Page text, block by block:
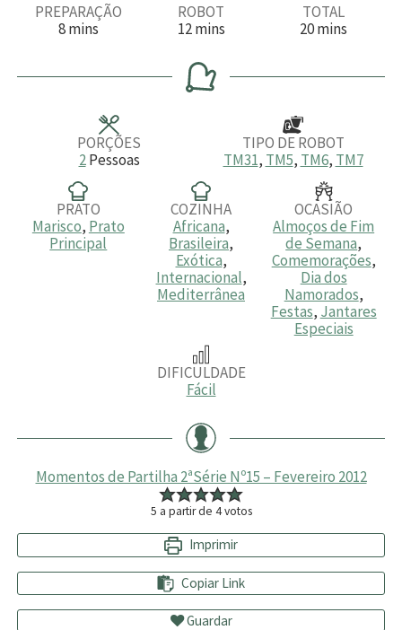
PREPARAÇÃO
8m
u
mins
ROBOT
12m
n
u
t
mins
TOTAL
20m
u
mins
PORÇÕES
2 Pessoas
TIPO DE ROBOT
TM31, TM5, TM6, TM7
PRATO
Marisco, Prato
Principal
COZINHA
Africana,
Brasileira,
Exótica,
Internacional,
Mediterrânea
OCASIÃO
Almoços de Fim
de Semana,
Comemorações,
Dia dos
Namorados,
Festas, Jantares
Especiais
DIFICULDADE
Fácil
Momentos de Partilha 2ªSérie Nº15 – Fevereiro 2012
5 a partir de 4votos
Imprimir
Copiar Link
Guardar